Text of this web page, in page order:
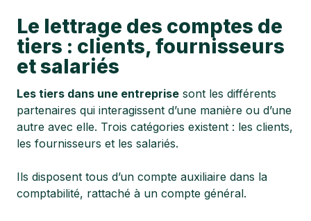
Le lettrage des comptes de
tiers : clients, fournisseurs
et salariés
Les tiers dans une entreprise sont les différents
partenaires qui interagissent d’une manière ou d’une
autre avec elle. Trois catégories existent : les clients,
les fournisseurs et les salariés.
Ils disposent tous d’un compte auxiliaire dans la
comptabilité, rattaché à un compte général.